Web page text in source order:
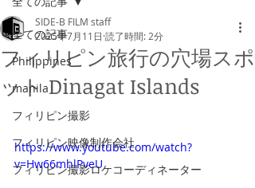
全ての記事
Philippines
manila
フィリピン撮影
フィリピン映像制作会社
フィリピン撮影ロケコーディネーター
フィリピン旅行の穴場スポ
ット Dinagat Islands
SIDE-B FILM staff
2025年7月11日 読了時間: 2分
https://www.youtube.com/watch?
v=Hw66mhlPveU